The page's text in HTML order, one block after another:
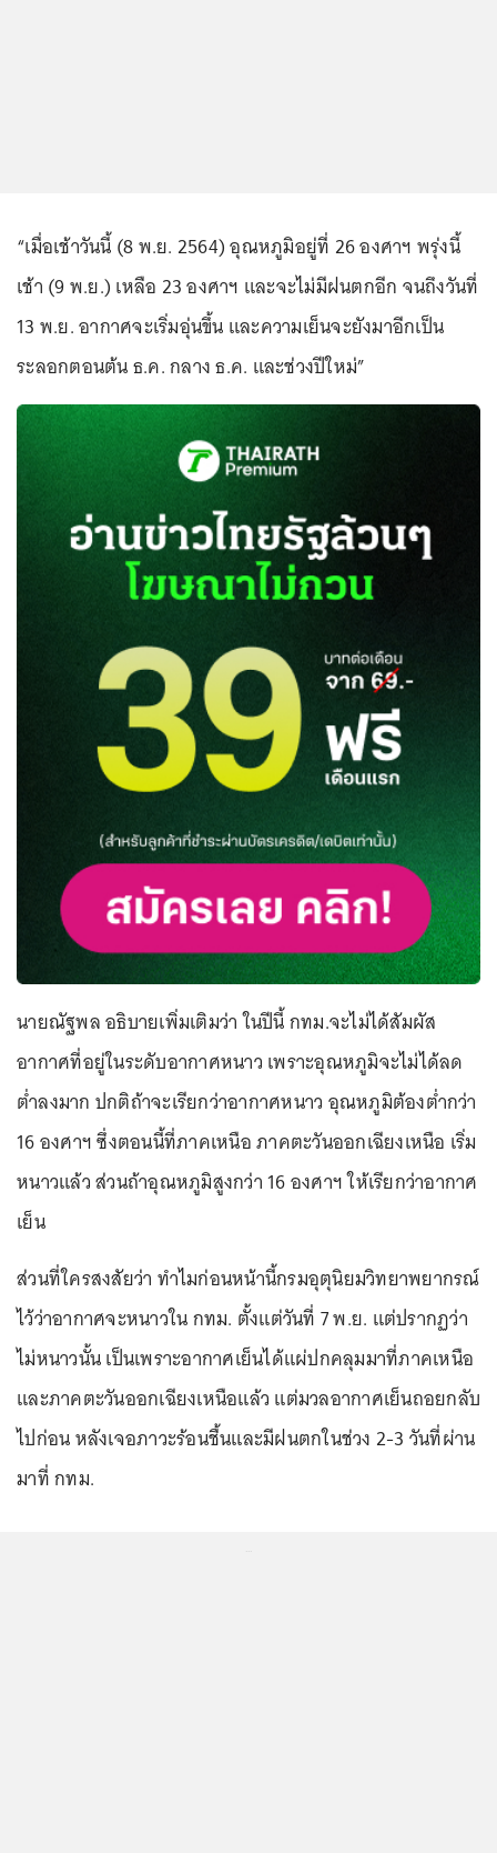
“เมื่อเช้าวันนี้ (8 พ.ย. 2564) อุณหภูมิอยู่ที่ 26 องศาฯ พรุ่งนี้
เช้า (9 พ.ย.) เหลือ 23 องศาฯ และจะไม่มีฝนตกอีก จนถึงวันที่
13 พ.ย. อากาศจะเริ่มอุ่นขึ้น และความเย็นจะยังมาอีกเป็น
ระลอกตอนต้น ธ.ค. กลาง ธ.ค. และช่วงปีใหม่”
นายณัฐพล อธิบายเพิ่มเติมว่า ในปีนี้ กทม.จะไม่ได้สัมผัส
อากาศที่อยู่ในระดับอากาศหนาว เพราะอุณหภูมิจะไม่ได้ลด
ต่ำลงมาก ปกติถ้าจะเรียกว่าอากาศหนาว อุณหภูมิต้องต่ำกว่า
16 องศาฯ ซึ่งตอนนี้ที่ภาคเหนือ ภาคตะวันออกเฉียงเหนือ เริ่ม
หนาวแล้ว ส่วนถ้าอุณหภูมิสูงกว่า 16 องศาฯ ให้เรียกว่าอากาศ
เย็น
ส่วนที่ใครสงสัยว่า ทำไมก่อนหน้านี้กรมอุตุนิยมวิทยาพยากรณ์
ไว้ว่าอากาศจะหนาวใน กทม. ตั้งแต่วันที่ 7 พ.ย. แต่ปรากฏว่า
ไม่หนาวนั้น เป็นเพราะอากาศเย็นได้แผ่ปกคลุมมาที่ภาคเหนือ
และภาคตะวันออกเฉียงเหนือแล้ว แต่มวลอากาศเย็นถอยกลับ
ไปก่อน หลังเจอภาวะร้อนชื้นและมีฝนตกในช่วง 2-3 วันที่ผ่าน
มาที่ กทม.